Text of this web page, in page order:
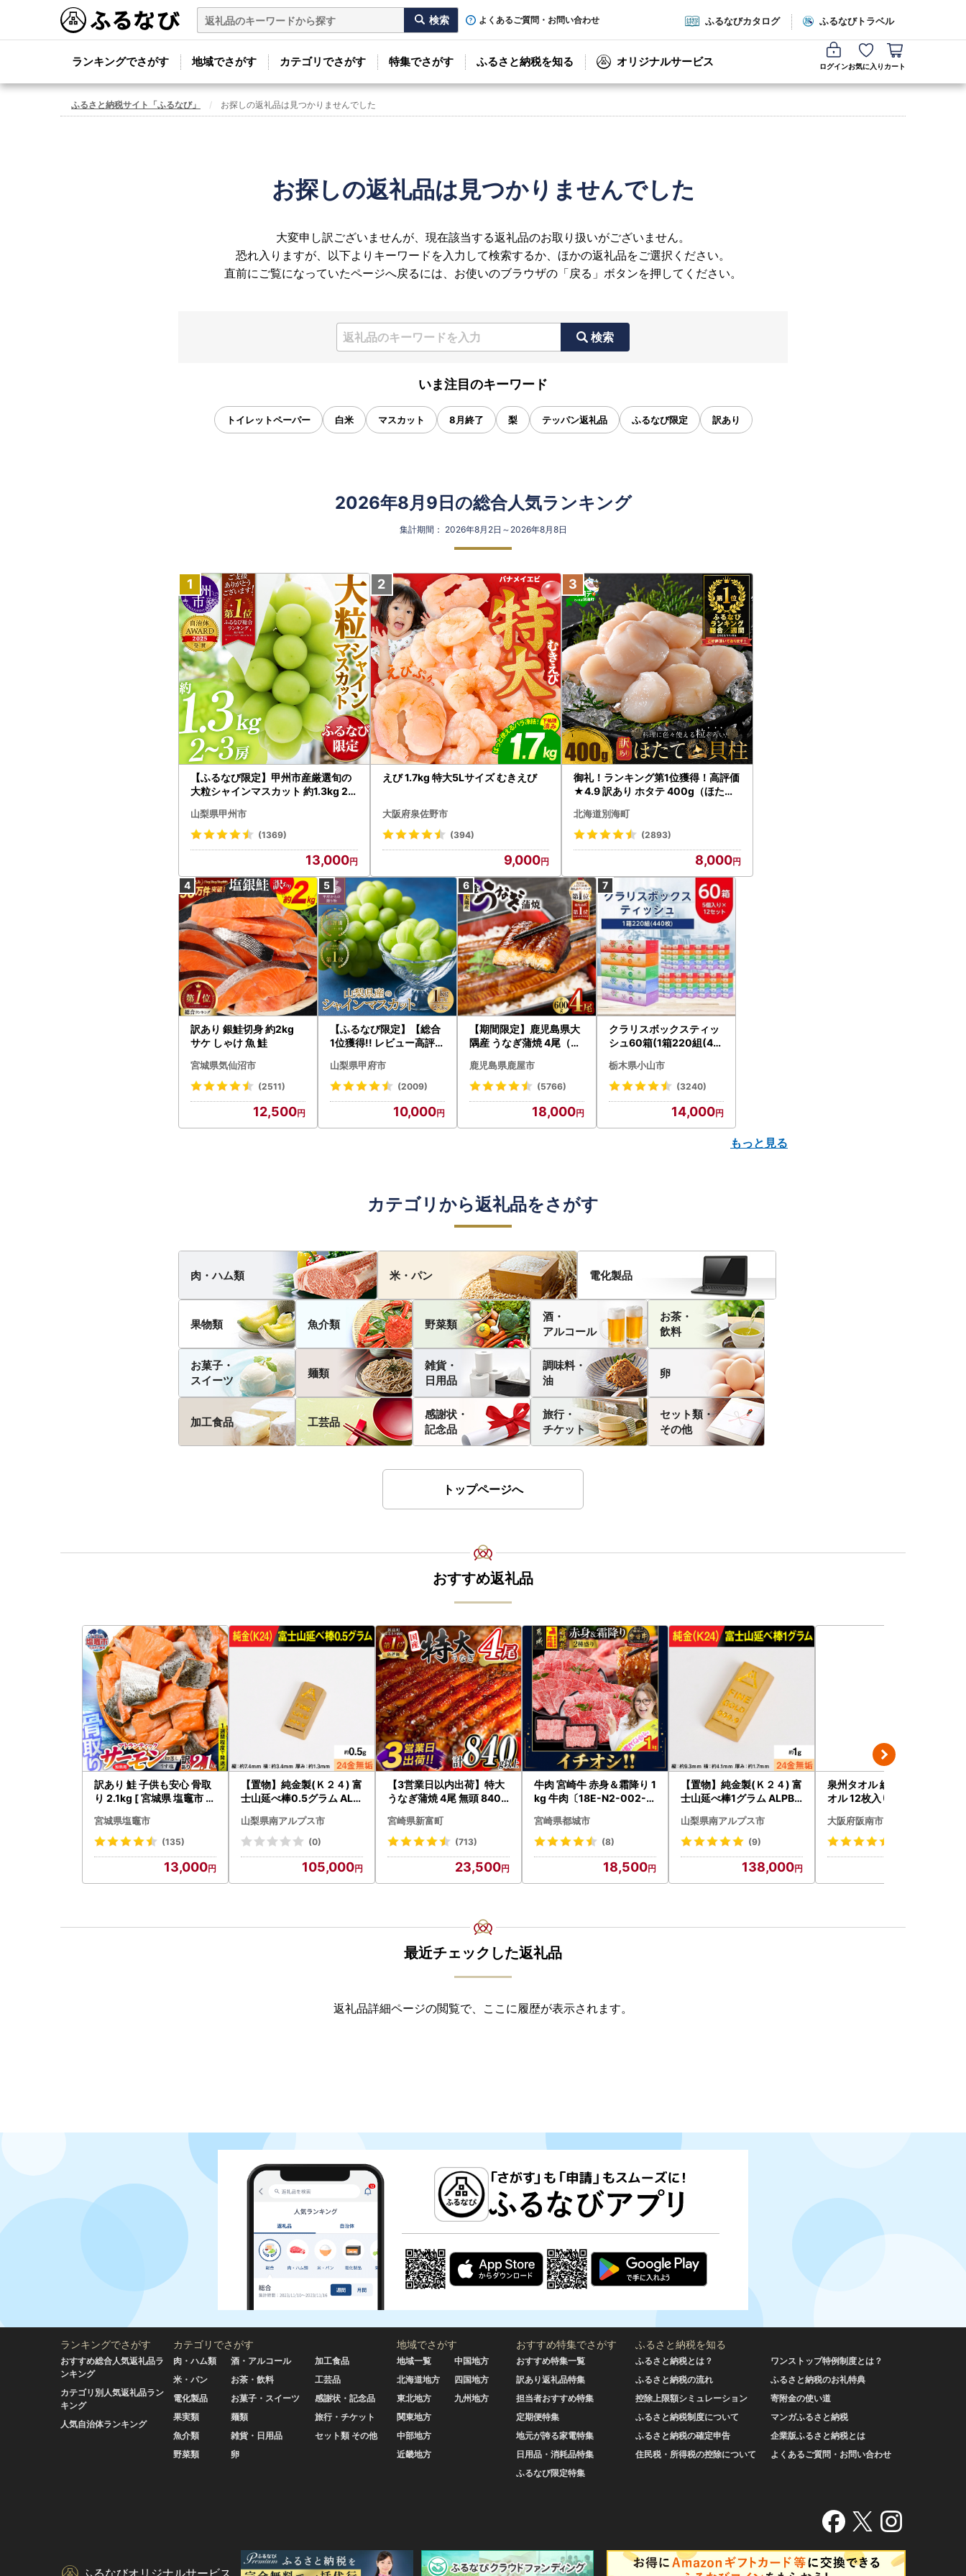
よくあるご質問・お問い合わせ ふるなびカタログ ふるなびトラベル
ランキングでさがす 地域でさがす カテゴリでさがす 特集でさがす ふるさと納税を知る オリジナルサービス ログインお気に入り カート
ふるさと納税サイト「ふるなび」 お探しの返礼品は見つかりませんでした
お探しの返礼品は見つかりませんでした
大変申し訳ございませんが、現在該当する返礼品のお取り扱いがございません。
恐れ入りますが、以下よりキーワードを入力して検索するか、ほかの返礼品をご選択ください。
直前にご覧になっていたページへ戻るには、お使いのブラウザの「戻る」ボタンを押してください。
検索
いま注目のキーワード
トイレットペーパー 白米 マスカット 8月終了 梨 テッパン返礼品 ふるなび限定 訳あり
2026年8月9日の総合人気ランキング
集計期間： 2026年8月2日～2026年8月8日
【ふるなび限定】甲州市産厳選旬の
大粒シャインマスカット 約1.3kg 2
472 FN-Limited-VO シャインマス
カット フルーツ
山梨県甲州市
(1369)
13,000
えび 1.7kg 特大5Lサイズ むきえび
大阪府泉佐野市
(394)
9,000
御礼！ランキング第1位獲得！高評価
★4.9 訳あり ホタテ 400g（ほたて
北海道別海町
(2893)
8,000
訳あり 銀鮭切身 約2kg
サケ しゃけ 魚 鮭
宮城県気仙沼市
(2511)
12,500
【ふるなび限定】【総合
1位獲得!! レビュー高評価
〉山梨県産 シャインマス
カット 2～3房（1.0kg以
N-Limited-SP
山梨県甲府市
(2009)
10,000
【期間限定】鹿児島県大
隅産 うなぎ蒲焼 4尾（60
cp18 うなぎ 鰻 魚 惣菜 総
菜
鹿児島県鹿屋市
(5766)
18,000
クラリスボックスティッ
シュ60箱(1箱220組(44
ト)【配送不可地域：離島
・沖縄県】【1256759】
栃木県小山市
(3240)
14,000
もっと見る
カテゴリから返礼品をさがす
肉・ハム類 米・パン 電化製品
果物類 魚介類 野菜類
酒・
アルコール
お茶・
飲料
お菓子・
スイーツ
麺類
雑貨・
日用品
調味料・
油
卵
加工食品 工芸品
感謝状・
記念品
旅行・
チケット
セット類・
その他
トップページへ
おすすめ返礼品
訳あり 鮭 子供も安心 骨取
り 2.1kg [ 宮城県 塩竈市 ]
宮城県塩竈市
(135)
13,000
【置物】純金製(Ｋ２４) 富
士山延べ棒0.5グラム ALP
山梨県南アルプス市
(0)
105,000
【3営業日以内出荷】特大
うなぎ蒲焼 4尾 無頭 840g
宮崎県新富町
(713)
23,500
牛肉 宮崎牛 赤身＆霜降り 1
kg 牛肉〔18E-N2-002-1
宮崎県都城市
(8)
18,500
【置物】純金製(Ｋ２４) 富
士山延べ棒1グラム ALPBK
山梨県南アルプス市
(9)
138,000
泉州タオル 総パイル 白タ
オル 12枚入り 210匁
大阪府阪南市
最近チェックした返礼品
返礼品詳細ページの閲覧で、ここに履歴が表示されます。
ランキングでさがす
おすすめ総合人気返礼品ラ
ンキング
カテゴリ別人気返礼品ラン
キング
人気自治体ランキング
カテゴリでさがす
肉・ハム類
米・パン
電化製品
果実類
魚介類
野菜類
酒・アルコール
お茶・飲料
お菓子・スイーツ
麺類
雑貨・日用品
卵
加工食品
工芸品
感謝状・記念品
旅行・チケット
セット類 その他
地域でさがす
地域一覧
北海道地方
東北地方
関東地方
中部地方
近畿地方
中国地方
四国地方
九州地方
おすすめ特集でさがす
おすすめ特集一覧
訳あり返礼品特集
担当者おすすめ特集
定期便特集
地元が誇る家電特集
日用品・消耗品特集
ふるなび限定特集
ふるさと納税を知る
ふるさと納税とは？
ふるさと納税の流れ
控除上限額シミュレーション
ふるさと納税制度について
ふるさと納税の確定申告
住民税・所得税の控除について
ワンストップ特例制度とは？
ふるさと納税のお礼特典
寄附金の使い道
マンガふるさと納税
企業版ふるさと納税とは
よくあるご質問・お問い合わせ